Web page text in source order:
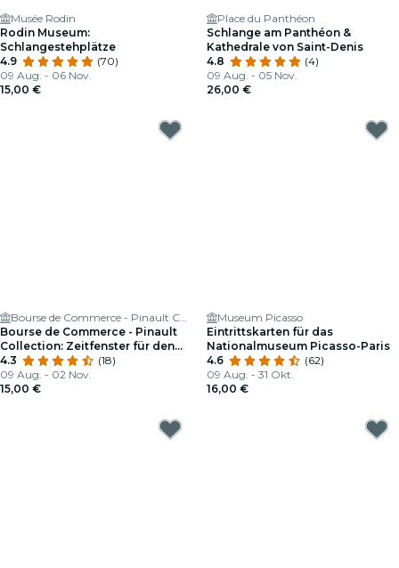
Musée Rodin
Rodin Museum:
Schlangestehplätze
4.9
(70)
09 Aug. - 06 Nov.
15,00 €
Place du Panthéon
Schlange am Panthéon &
Kathedrale von Saint-Denis
4.8
(4)
09 Aug. - 05 Nov.
26,00 €
Bourse de Commerce - Pinault Collection
Bourse de Commerce - Pinault
Collection: Zeitfenster für den
Eintritt
4.3
(18)
09 Aug. - 02 Nov.
15,00 €
Museum Picasso
Eintrittskarten für das
Nationalmuseum Picasso-Paris
4.6
(62)
09 Aug. - 31 Okt.
16,00 €